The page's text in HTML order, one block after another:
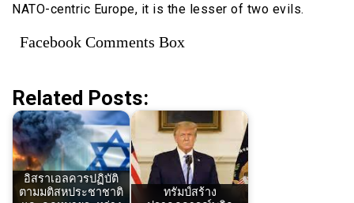
NATO-centric Europe, it is the lesser of two evils.
Facebook Comments Box
Related Posts:
อิสราเอลควรปฏิบัติ
ตามมติสหประชาชาติ
ทรัมป์สร้าง